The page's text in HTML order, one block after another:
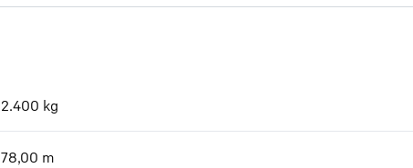
2.400 kg
78,00 m